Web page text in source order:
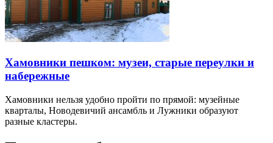
Хамовники пешком: музеи, старые переулки и
набережные
Хамовники нельзя удобно пройти по прямой: музейные
кварталы, Новодевичий ансамбль и Лужники образуют
разные кластеры.